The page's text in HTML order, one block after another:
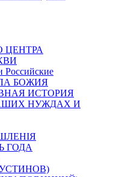
ЦЕНТРА
Российские
БОЖИЯ
ИСТОРИЯ
НУЖДАХ И
ГОДА